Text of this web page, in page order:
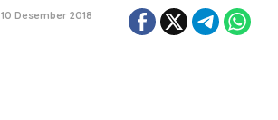
10 Desember 2018